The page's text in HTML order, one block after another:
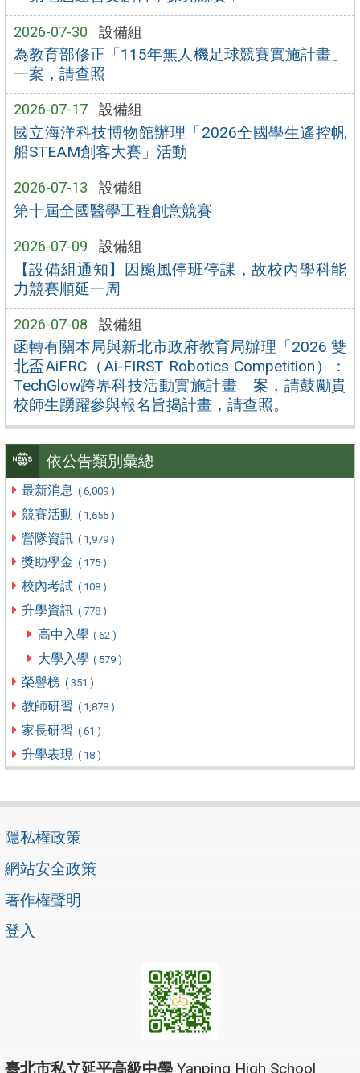
2026-07-30 設備組
為教育部修正「115年無人機足球競賽實施計畫」
一案，請查照
2026-07-17 設備組
國立海洋科技博物館辦理「2026全國學生遙控帆
船STEAM創客大賽」活動
2026-07-13 設備組
第十屆全國醫學工程創意競賽
2026-07-09 設備組
【設備組通知】因颱風停班停課，故校內學科能
力競賽順延一周
2026-07-08 設備組
函轉有關本局與新北市政府教育局辦理「2026 雙
北盃AiFRC（Ai-FIRST Robotics Competition）：
TechGlow跨界科技活動實施計畫」案，請鼓勵貴
校師生踴躍參與報名旨揭計畫，請查照。
依公告類別彙總
最新消息 ( 6,009 )
競賽活動 ( 1,655 )
營隊資訊 ( 1,979 )
獎助學金 ( 175 )
校內考試 ( 108 )
升學資訊 ( 778 )
高中入學 ( 62 )
大學入學 ( 579 )
榮譽榜 ( 351 )
教師研習 ( 1,878 )
家長研習 ( 61 )
升學表現 ( 18 )
隱私權政策
網站安全政策
著作權聲明
登入
臺北市私立延平高級中學 Yanping High School